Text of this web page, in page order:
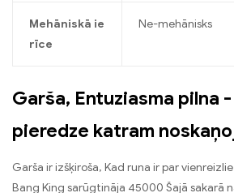
Mehāniskā ie
rīce
Ne-mehānisks
Garša, Entuziasma pilna
pieredze katram
Garša ir izšķiroša, Kad runa ir par
Bang King sarūgtināja 45000 Šajā sakarā